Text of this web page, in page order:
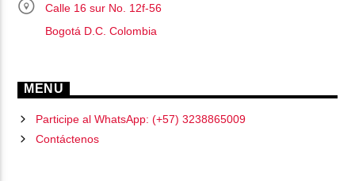
Calle 16 sur No. 12f-56
Bogotá D.C. Colombia
MENU
Participe al WhatsApp: (+57) 3238865009
Contáctenos